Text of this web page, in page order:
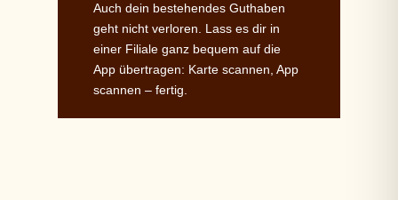
Auch dein bestehendes Guthaben
geht nicht verloren. Lass es dir in
einer Filiale ganz bequem auf die
App übertragen: Karte scannen, App
scannen – fertig.